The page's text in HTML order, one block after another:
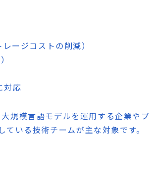
ージコストの削減）
対応
規模言語モデルを運用する企業やプ
いる技術チームが主な対象です。